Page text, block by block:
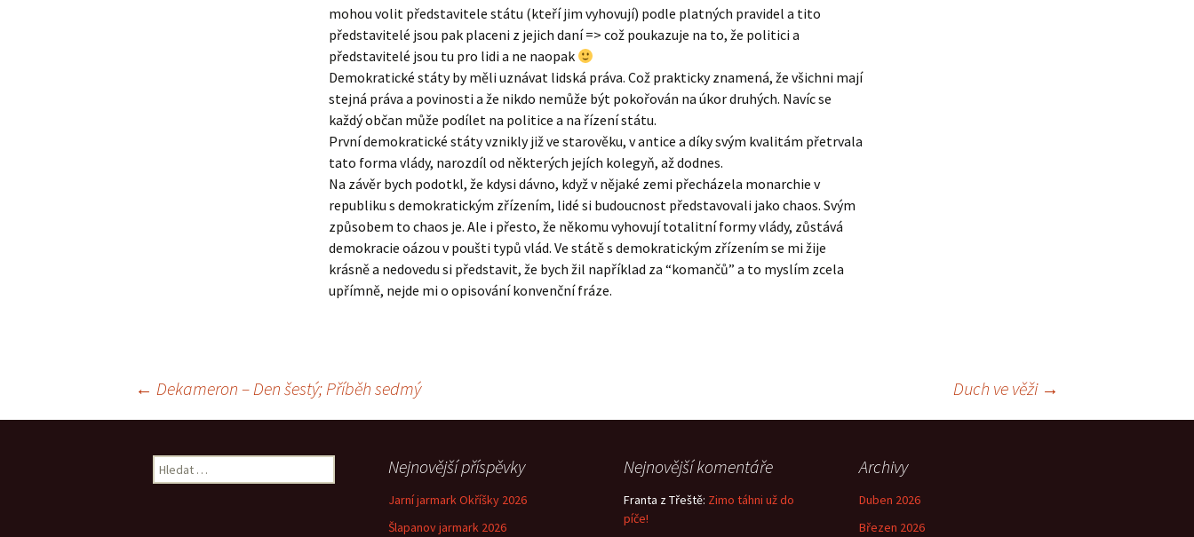
mohou volit představitele státu (kteří jim vyhovují) podle platných pravidel a tito
představitelé jsou pak placeni z jejich daní => což poukazuje na to, že politici a
představitelé jsou tu pro lidi a ne naopak
Demokratické státy by měli uznávat lidská práva. Což prakticky znamená, že všichni mají
stejná práva a povinosti a že nikdo nemůže být pokořován na úkor druhých. Navíc se
každý občan může podílet na politice a na řízení státu.
První demokratické státy vznikly již ve starověku, v antice a díky svým kvalitám přetrvala
tato forma vlády, narozdíl od některých jejích kolegyň, až dodnes.
Na závěr bych podotkl, že kdysi dávno, když v nějaké zemi přecházela monarchie v
republiku s demokratickým zřízením, lidé si budoucnost představovali jako chaos. Svým
způsobem to chaos je. Ale i přesto, že někomu vyhovují totalitní formy vlády, zůstává
demokracie oázou v poušti typů vlád. Ve státě s demokratickým zřízením se mi žije
krásně a nedovedu si představit, že bych žil například za “komančů” a to myslím zcela
upřímně, nejde mi o opisování konvenční fráze.
Navigace
← Dekameron – Den šestý; Příběh sedmý Duch ve věži →
Vyhledávání Nejnovější příspěvky
Jarní jarmark Okříšky 2026
Šlapanov jarmark 2026
Nejnovější komentáře
Franta z Třeště: Zimo táhni už do
píče!
Archivy
Duben 2026
Březen 2026